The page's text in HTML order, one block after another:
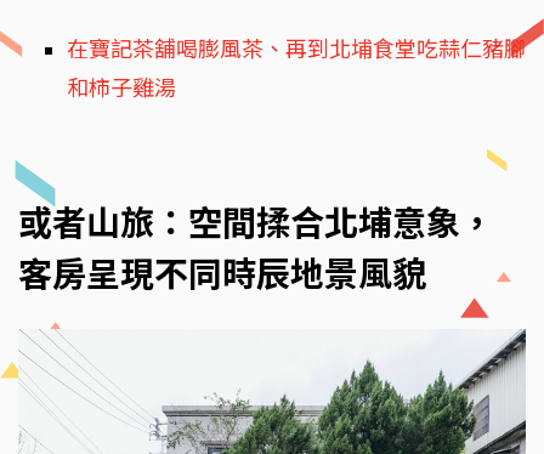
在寶記茶舖喝膨風茶、再到北埔食堂吃蒜仁豬腳
和柿子雞湯
或者山旅：空間揉合北埔意象，
客房呈現不同時辰地景風貌